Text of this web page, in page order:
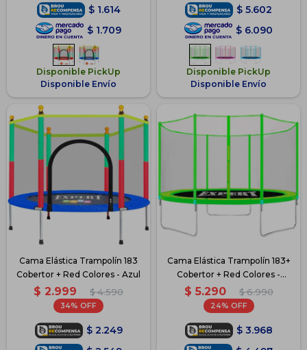
$ 1.614
$ 1.709
Disponible PickUp
Disponible Envío
$ 5.602
$ 6.090
Disponible PickUp
Disponible Envío
Cama Elástica Trampolín 183
Cobertor + Red Colores - Azul
$ 2.999 $ 4.590
34
$ 2.249
Cama Elástica Trampolín 183+
Cobertor + Red Colores -
Verde
$ 5.290 $ 6.990
24
$ 3.968